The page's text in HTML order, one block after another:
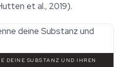
et al., 2019).
DEINE SUBSTANZ UND IHREN